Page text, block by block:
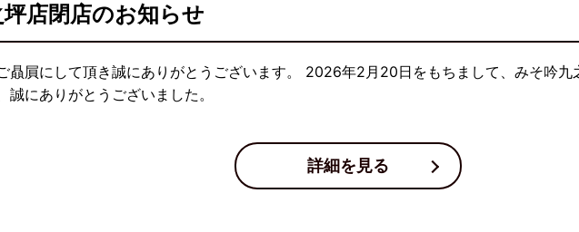
店閉店のお知らせ
贔屓にして頂き誠にありがとうございます。 2026年2月20日をもちまして、みそ吟九
誠にありがとうございました。
詳細を見る